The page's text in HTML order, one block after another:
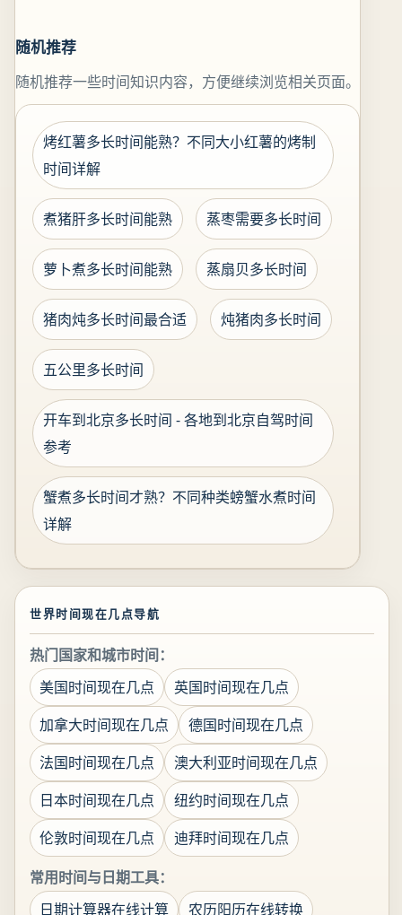
随机推荐
随机推荐一些时间知识内容，方便继续浏览相关页面。
烤红薯多长时间能熟？不同大小红薯的烤制
时间详解
煮猪肝多长时间能熟 蒸枣需要多长时间
萝卜煮多长时间能熟 蒸扇贝多长时间
猪肉炖多长时间最合适 炖猪肉多长时间
五公里多长时间
开车到北京多长时间 - 各地到北京自驾时间
参考
蟹煮多长时间才熟？不同种类螃蟹水煮时间
详解
世界时间现在几点导航
热门国家和城市时间：
美国时间现在几点
英国时间现在几点
加拿大时间现在几点
德国时间现在几点
法国时间现在几点
澳大利亚时间现在几点
日本时间现在几点
纽约时间现在几点
伦敦时间现在几点
迪拜时间现在几点
常用时间与日期工具：
日期计算器在线计算
农历阳历在线转换